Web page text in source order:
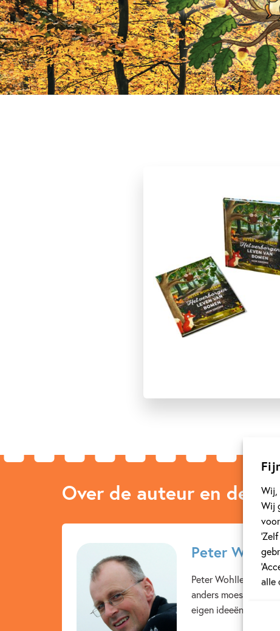
Wij,
Wij
alle
Over de auteur en de
Peter
Peter Wohlleben
anders moest, met
eigen ideeën over